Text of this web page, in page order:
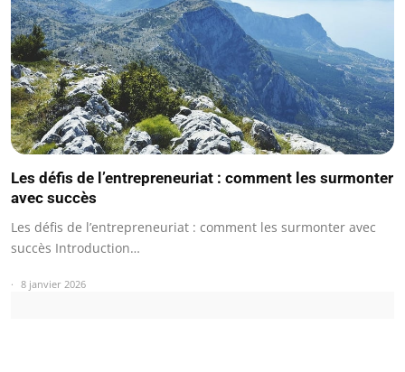
Les défis de l’entrepreneuriat : comment les surmonter
avec succès
Les défis de l’entrepreneuriat : comment les surmonter avec
succès Introduction…
8 janvier 2026